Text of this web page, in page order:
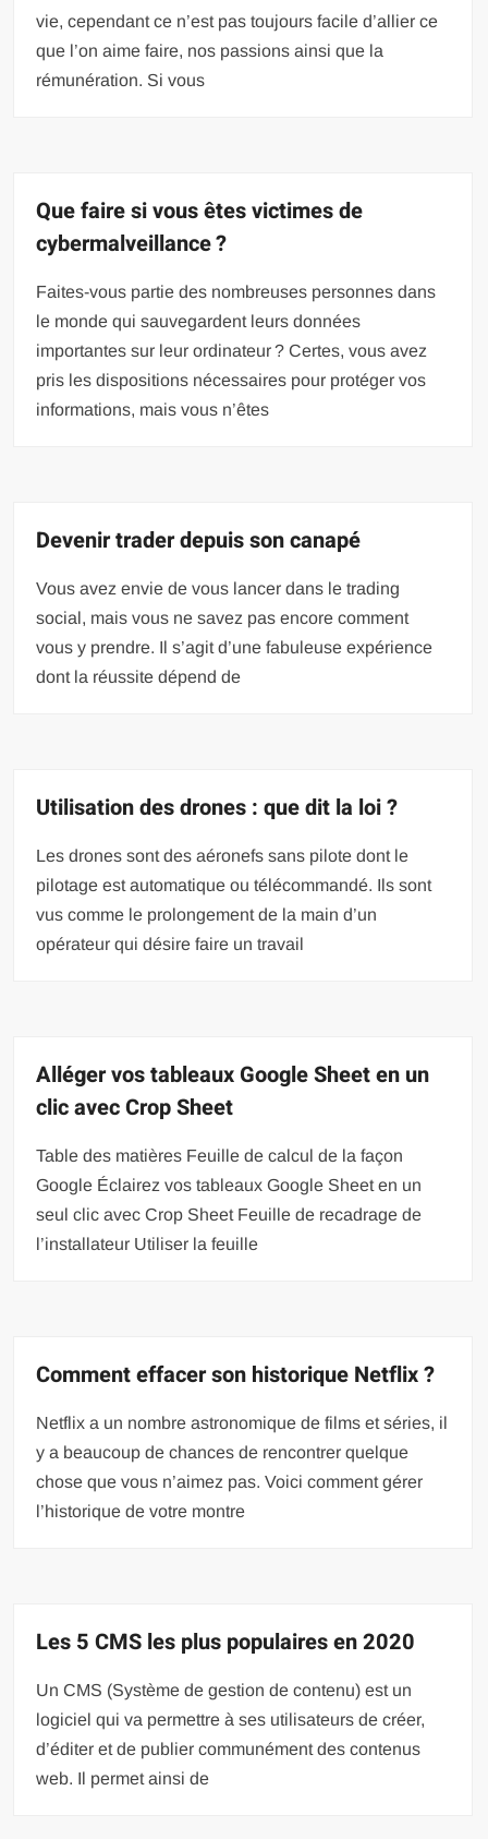
vie, cependant ce n’est pas toujours facile d’allier ce
que l’on aime faire, nos passions ainsi que la
rémunération. Si vous
Que faire si vous êtes victimes de
cybermalveillance ?
Faites-vous partie des nombreuses personnes dans
le monde qui sauvegardent leurs données
importantes sur leur ordinateur ? Certes, vous avez
pris les dispositions nécessaires pour protéger vos
informations, mais vous n’êtes
Devenir trader depuis son canapé
Vous avez envie de vous lancer dans le trading
social, mais vous ne savez pas encore comment
vous y prendre. Il s’agit d’une fabuleuse expérience
dont la réussite dépend de
Utilisation des drones : que dit la loi ?
Les drones sont des aéronefs sans pilote dont le
pilotage est automatique ou télécommandé. Ils sont
vus comme le prolongement de la main d’un
opérateur qui désire faire un travail
Alléger vos tableaux Google Sheet en un
clic avec Crop Sheet
Table des matières Feuille de calcul de la façon
Google Éclairez vos tableaux Google Sheet en un
seul clic avec Crop Sheet Feuille de recadrage de
l’installateur Utiliser la feuille
Comment effacer son historique Netflix ?
Netflix a un nombre astronomique de films et séries, il
y a beaucoup de chances de rencontrer quelque
chose que vous n’aimez pas. Voici comment gérer
l’historique de votre montre
Les 5 CMS les plus populaires en 2020
Un CMS (Système de gestion de contenu) est un
logiciel qui va permettre à ses utilisateurs de créer,
d’éditer et de publier communément des contenus
web. Il permet ainsi de